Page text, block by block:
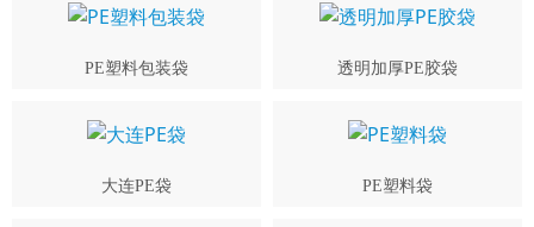
PE塑料包装袋 透明加厚PE胶袋
大连PE袋 PE塑料袋